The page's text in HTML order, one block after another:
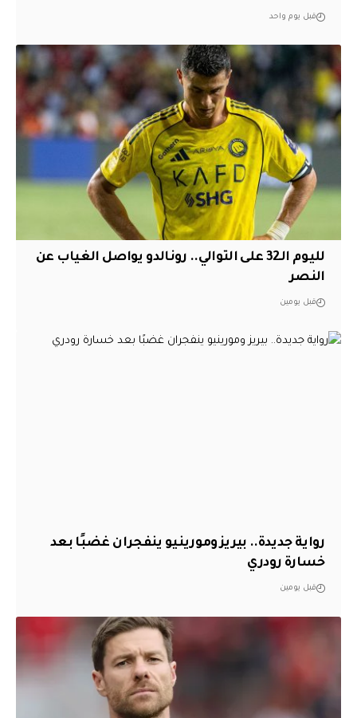
قبل يوم واحد
لليوم الـ32 على التوالي.. رونالدو يواصل الغياب عن
النصر
قبل يومين
رواية جديدة.. بيريز ومورينيو ينفجران غضبًا بعد
خسارة رودري
قبل يومين